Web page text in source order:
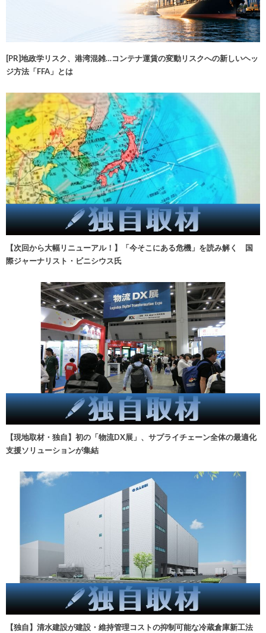
[PR]地政学リスク、港湾混雑…コンテナ運賃の変動リスクへの新しいヘッ
ジ方法「FFA」とは
【次回から大幅リニューアル！】「今そこにある危機」を読み解く 国
際ジャーナリスト・ビニシウス氏
【現地取材・独自】初の「物流DX展」、サプライチェーン全体の最適化
支援ソリューションが集結
【独自】清水建設が建設・維持管理コストの抑制可能な冷蔵倉庫新工法